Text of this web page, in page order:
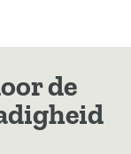
de